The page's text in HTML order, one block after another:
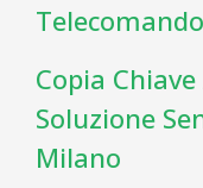
Copia
Soluzione
Milano